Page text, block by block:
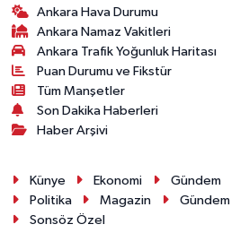
Ankara Hava Durumu
Ankara Namaz Vakitleri
Ankara Trafik Yoğunluk Haritası
Puan Durumu ve Fikstür
Tüm Manşetler
Son Dakika Haberleri
Haber Arşivi
Künye Ekonomi Gündem
Politika
Magazin Gündem
Sonsöz Özel